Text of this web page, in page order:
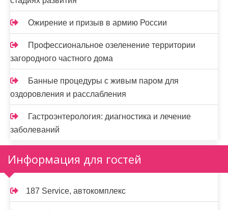
Ожирение и призыв в армию России
Профессиональное озеленение территории
загородного частного дома
Банные процедуры с живым паром для
оздоровления и расслабления
Гастроэнтерология: диагностика и лечение
заболеваний
Информация для гостей
187 Service, автокомплекс